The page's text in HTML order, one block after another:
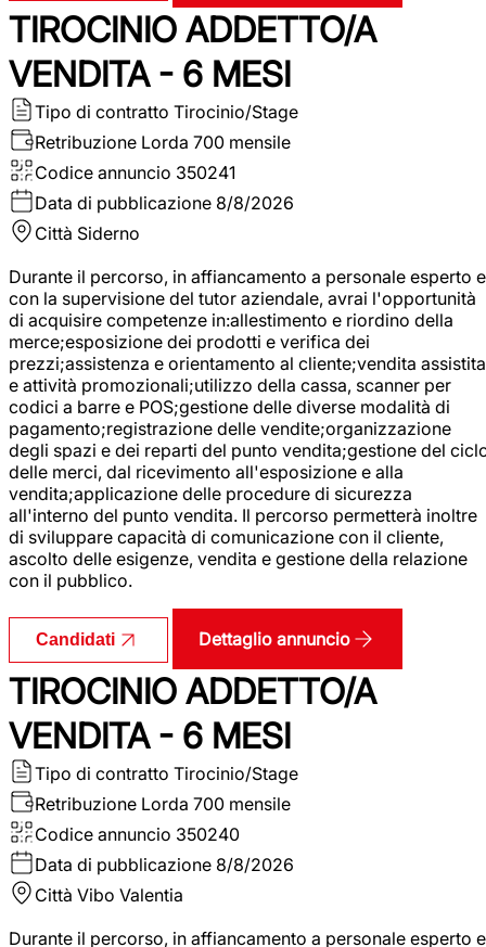
TIROCINIO ADDETTO/A
VENDITA - 6 MESI
Tipo di contratto Tirocinio/Stage
Retribuzione Lorda 700 mensile
Codice annuncio 350241
Data di pubblicazione 8/8/2026
Città Siderno
Durante il percorso, in affiancamento a personale esperto e
con la supervisione del tutor aziendale, avrai l'opportunità
di acquisire competenze in:allestimento e riordino della
merce;esposizione dei prodotti e verifica dei
prezzi;assistenza e orientamento al cliente;vendita assistita
e attività promozionali;utilizzo della cassa, scanner per
codici a barre e POS;gestione delle diverse modalità di
pagamento;registrazione delle vendite;organizzazione
degli spazi e dei reparti del punto vendita;gestione del
delle merci, dal ricevimento all'esposizione e alla
vendita;applicazione delle procedure di sicurezza
all'interno del punto vendita. Il percorso permetterà inoltre
di sviluppare capacità di comunicazione con il cliente,
ascolto delle esigenze, vendita e gestione della relazione
con il pubblico.
Candidati Dettaglio annuncio
TIROCINIO ADDETTO/A
VENDITA - 6 MESI
Tipo di contratto Tirocinio/Stage
Retribuzione Lorda 700 mensile
Codice annuncio 350240
Data di pubblicazione 8/8/2026
Città Vibo Valentia
Durante il percorso, in affiancamento a personale esperto e